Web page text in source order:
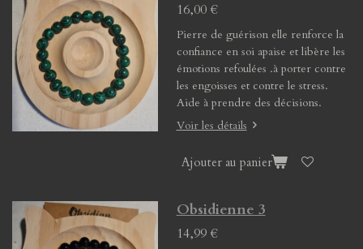
16,00 €
Pierre de guérison elle renforce la
confiance en soi apaise et libère les
émotions refoulées .à porter contre
les engoisses et contre le stress.
Aide à prendre des décisions.
Voir les détails
Ajouter au panier
Obsidienne 3
14,99 €